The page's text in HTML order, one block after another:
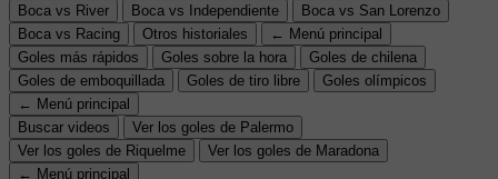
Boca vs River
Boca vs Independiente
Boca vs San Lorenzo
Boca vs Racing
Otros historiales
← Menú principal
Goles más rápidos
Goles sobre la hora
Goles de chilena
Goles de emboquillada
Goles de tiro libre
Goles olímpicos
← Menú principal
Buscar videos
Ver los goles de Palermo
Ver los goles de Riquelme
Ver los goles de Maradona
← Menú principal